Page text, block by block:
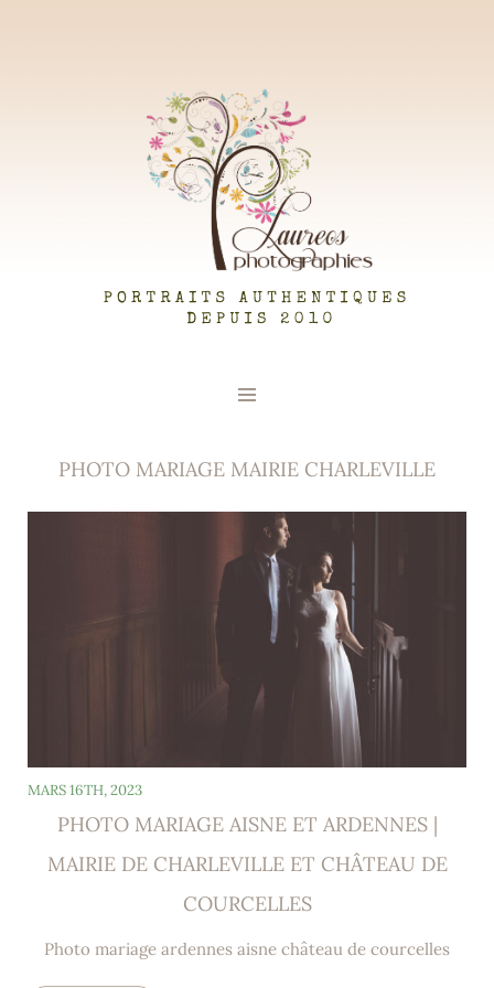
LAUREOS PHOTOGRAPHIES
PHOTO MARIAGE MAIRIE CHARLEVILLE
MARS 16TH, 2023
PHOTO MARIAGE AISNE ET ARDENNES |
MAIRIE DE CHARLEVILLE ET CHÂTEAU DE
COURCELLES
Photo mariage ardennes aisne château de courcelles